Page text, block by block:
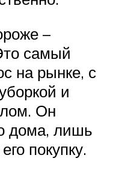
–
самый
на рынке, с
и
Он
дома, лишь
покупку.